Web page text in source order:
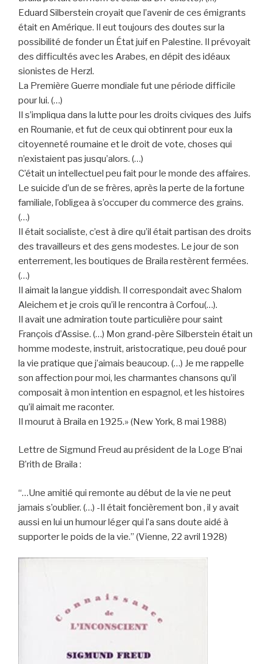
Eduard Silberstein croyait que l’avenir de ces émigrants
était en Amérique. Il eut toujours des doutes sur la
possibilité de fonder un État juif en Palestine. Il prévoyait
des difficultés avec les Arabes, en dépit des idéaux
sionistes de Herzl.
La Première Guerre mondiale fut une période difficile
pour lui. (…)
Il s’impliqua dans la lutte pour les droits civiques des Juifs
en Roumanie, et fut de ceux qui obtinrent pour eux la
citoyenneté roumaine et le droit de vote, choses qui
n’existaient pas jusqu’alors. (…)
C’était un intellectuel peu fait pour le monde des affaires.
Le suicide d’un de se frères, après la perte de la fortune
familiale, l’obligea à s’occuper du commerce des grains.
(…)
Il était socialiste, c’est à dire qu’il était partisan des droits
des travailleurs et des gens modestes. Le jour de son
enterrement, les boutiques de Braila restèrent fermées.
(…)
Il aimait la langue yiddish. Il correspondait avec Shalom
Aleichem et je crois qu’il le rencontra à Corfou(…).
Il avait une admiration toute particulière pour saint
François d’Assise. (…) Mon grand-père Silberstein était un
homme modeste, instruit, aristocratique, peu doué pour
la vie pratique que j’aimais beaucoup. (…) Je me rappelle
son affection pour moi, les charmantes chansons qu’il
composait à mon intention en espagnol, et les histoires
qu’il aimait me raconter.
Il mourut à Braila en 1925.» (New York, 8 mai 1988)
Lettre de Sigmund Freud au président de la Loge B’nai
B’rith de Braila :
“…Une amitié qui remonte au début de la vie ne peut
jamais s’oublier. (…) -Il était foncièrement bon , il y avait
aussi en lui un humour léger qui l’a sans doute aidé à
supporter le poids de la vie.” (Vienne, 22 avril 1928)